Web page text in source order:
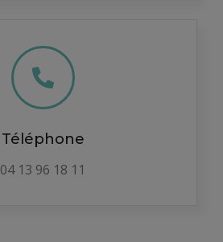
Téléphone
04 13 96 18 11